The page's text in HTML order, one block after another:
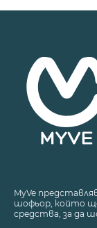
MyVe
шофьор, който
средства, за да